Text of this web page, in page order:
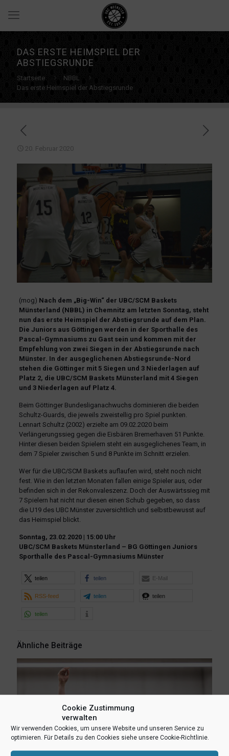
Cookie Zustimmung
verwalten
Wir verwenden Cookies, um unsere Website und unseren Service zu
optimieren. Für Details zu den Cookies siehe unsere Cookie-Richtlinie.
DAS ERSTE HEIMSPIEL DER
ABSTIEGSRUNDE
Startseite
NBBL
Das erste Heimspiel der Abstiegsrunde
20. Februar 2020
(mog) Nach dem „Big-Win“ der UBC/SCM Baskets
Münsterland (NBBL) in Chemnitz am letzten Sonntag, steht
nun das erste Heimspiel der Abstiegsrunde auf dem Plan.
Die Juniors aus Göttingen werden in der Sporthalle des
Pascal-Gymnasiums zu Gast sein und kommen mit der
Empfehlung von zwei Siegen in der Abstiegsrunde nach
Münster. In der ausgeglichenen Abstiegsrunde-Nord
stehen die Göttinger mit 5 Siegen und 3 Niederlagen auf
Platz 2, die UBC/SCM Baskets Münsterland mit 4 Siegen
und 3 Niederlagen auf Platz 4.
Beim Göttinger Bundesliganachwuchs dominieren die beiden
Schultz-Guards, die jeweils zweistellig pro Spiel punkten.
Lennart Schultz (2002) erzielte am 09.02.2020 beim
Verlängerungssieg gegen die Eisbären Bremerhaven 51 Punkte.
Hinter diesen beiden Spielern steht ein ausgeglichenes Team, in
dem 7 Spieler zwischen 5 und 8 Punkte im Schnitt erzielen.
Wer für die UBC/SCM Baskets auflaufen wird, steht noch nicht
fest. Wie in den letzten Monaten fallen einige Spieler aus, oder
befinden sich in der Rekonvaleszenz. Doch der Auswärtssieg mit
7 Spielern hat nicht nur diesen einen Schub gegeben, so dass
die U19 des UBC Münster zuversichtlich und selbstbewusst auf
das Heimspiel blickt.
Sonntag, 23.02.2020 | 15:00 Uhr
UBC/SCM Baskets Münsterland – BG Göttingen Juniors
Sporthalle des Pascal-Gymnasiums Münster
teilen teilen E-Mail
RSS-feed teilen teilen
teilen
Ähnliche Beiträge